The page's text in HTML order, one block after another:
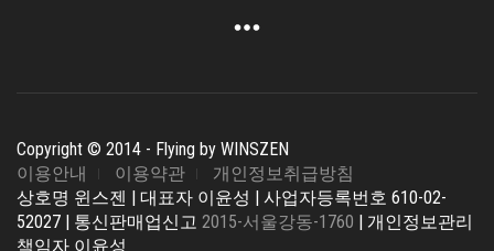
Copyright © 2014 - Flying by WINSZEN
이용안내
이용약관
개인정보취급방침
상호명 윈스젠 | 대표자 이윤성 | 사업자등록번호 610-02-
52027 | 통신판매업신고 2015-서울강동-1760 | 개인정보관리
책임자 이윤성